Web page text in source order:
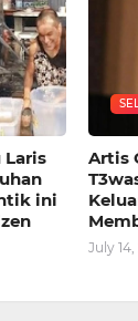
Laris
ini
Artis
July